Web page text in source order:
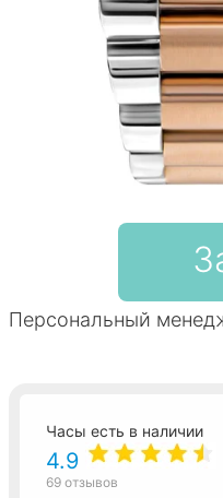
Персональный
Часы есть в наличии
4.9
69 отзывов